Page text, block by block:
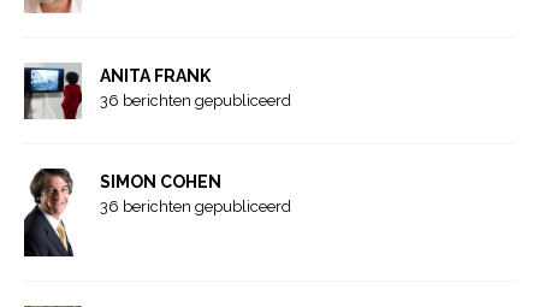
ANITA FRANK
36 berichten gepubliceerd
SIMON COHEN
36 berichten gepubliceerd